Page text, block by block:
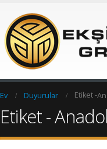
Ev Duyurular Etiket -
Etiket -